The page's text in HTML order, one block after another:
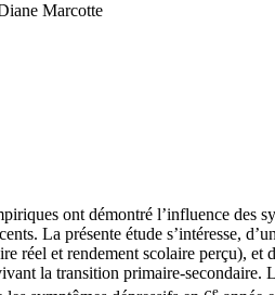
Marcotte
ont démontré l’influence des
La présente étude s’intéresse,
réel et rendement scolaire perçu),
la transition primaire-secondaire.
e